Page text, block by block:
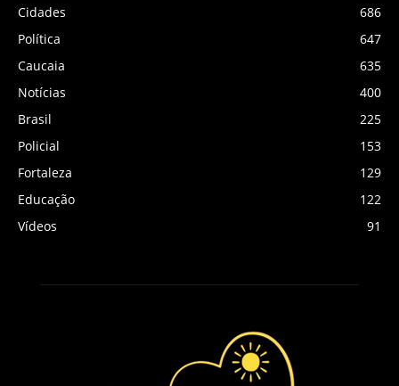
Cidades
686
Política
647
Caucaia
635
Notícias
400
Brasil
225
Policial
153
Fortaleza
129
Educação
122
Vídeos
91